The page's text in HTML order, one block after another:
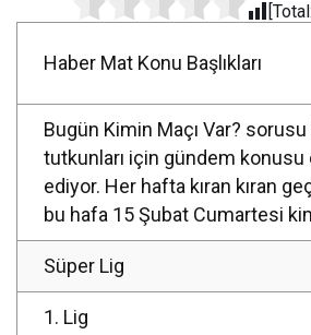
[Total:
Haber Mat Konu Başlıkları
Bugün Kimin Maçı Var?
tutkunları için gündem konusu
ediyor. Her hafta kıran kıran
bu hafa 15 Şubat Cumartesi
Süper Lig
1. Lig